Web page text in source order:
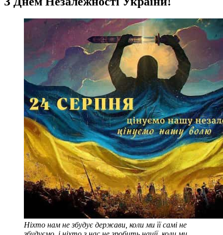
Ніхто нам не збудує держави, коли ми її самі не